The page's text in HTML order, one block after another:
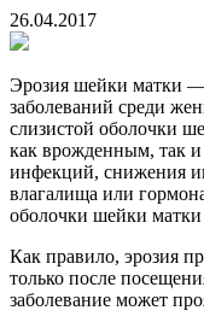
26.04.2017
Эрозия шейки матки —
заболеваний среди
слизистой оболочки
как врожденным, так и
инфекций, снижения
влагалища или
оболочки шейки матки
Как правило, эрозия
только после
заболевание может